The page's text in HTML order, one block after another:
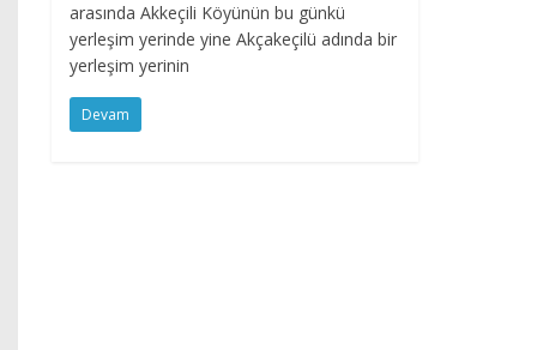
arasında Akkeçili Köyünün bu günkü
yerleşim yerinde yine Akçakeçilü adında bir
yerleşim yerinin
Devam